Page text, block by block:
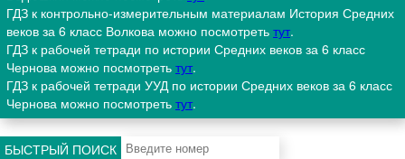
ГДЗ к контрольно-измерительным материалам История Средних
веков за 6 класс Волкова можно посмотреть тут.
ГДЗ к рабочей тетради по истории Средних веков за 6 класс
Чернова можно посмотреть тут.
ГДЗ к рабочей тетради УУД по истории Средних веков за 6 класс
Чернова можно посмотреть тут.
БЫСТРЫЙ ПОИСК